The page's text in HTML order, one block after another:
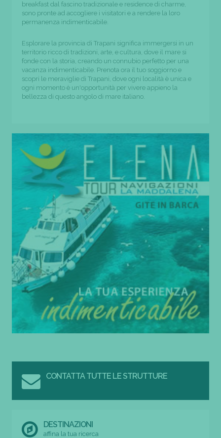
breakfast dal fascino tradizionale e residence di charme,
sono pronte ad accogliere i visitatori e a rendere la loro
permanenza indimenticabile.
Esplorare la provincia di Trapani significa immergersi in un
territorio ricco di tradizioni, arte, e cultura, dove il mare si
fonde con la storia, creando un connubio perfetto per una
vacanza indimenticabile. Prenota ora il tuo soggiorno e
scopri le meraviglie di Trapani, dove ogni località è unica e
ogni momento è un'opportunità per vivere appieno la
bellezza di questo angolo di mare italiano.
CONTATTA TUTTE LE STRUTTURE
DESTINAZIONI
affina la tua ricerca